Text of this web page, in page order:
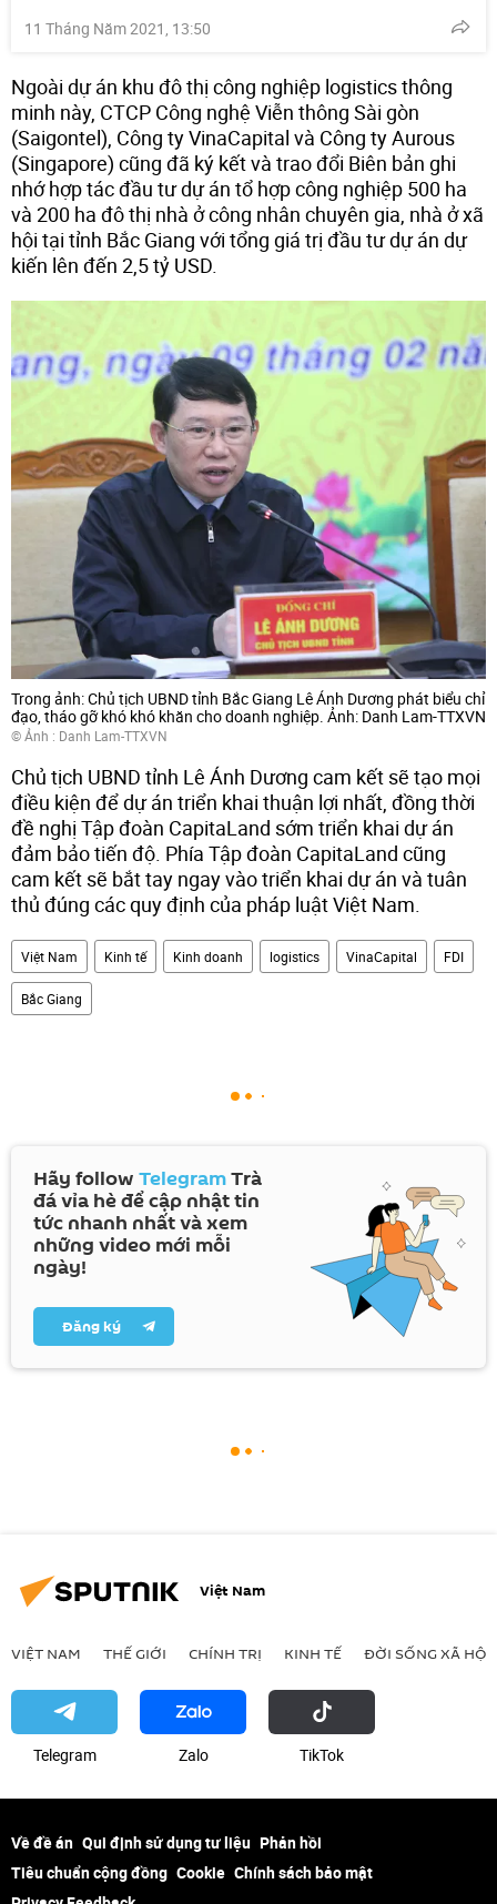
11 Tháng Năm 2021, 13:50
Ngoài dự án khu đô thị công nghiệp logistics thông
minh này, CTCP Công nghệ Viễn thông Sài gòn
(Saigontel), Công ty VinaCapital và Công ty Aurous
(Singapore) cũng đã ký kết và trao đổi Biên bản ghi
nhớ hợp tác đầu tư dự án tổ hợp công nghiệp 500 ha
và 200 ha đô thị nhà ở công nhân chuyên gia, nhà ở xã
hội tại tỉnh Bắc Giang với tổng giá trị đầu tư dự án dự
kiến lên đến 2,5 tỷ USD.
Trong ảnh: Chủ tịch UBND tỉnh Bắc Giang Lê Ánh Dương phát biểu chỉ
đạo, tháo gỡ khó khó khăn cho doanh nghiệp. Ảnh: Danh Lam-TTXVN
© Ảnh : Danh Lam-TTXVN
Chủ tịch UBND tỉnh Lê Ánh Dương cam kết sẽ tạo mọi
điều kiện để dự án triển khai thuận lợi nhất, đồng thời
đề nghị Tập đoàn CapitaLand sớm triển khai dự án
đảm bảo tiến độ. Phía Tập đoàn CapitaLand cũng
cam kết sẽ bắt tay ngay vào triển khai dự án và tuân
thủ đúng các quy định của pháp luật Việt Nam.
Việt Nam Kinh tế Kinh doanh logistics VinaCapital FDI
Bắc Giang
Hãy follow TelegramTrà
đá vỉa hè để cập nhật tin
tức nhanh nhất và xem
những video mới mỗi
ngày!
Đăng ký
Việt Nam
VIỆT NAM THẾ GIỚI CHÍNH TRỊ KINH TẾ ĐỜI SỐNG XÃ HỘI
Telegram Zalo ТikТоk
Về đề án Qui định sử dụng tư liệu Phản hồi
Tiêu chuẩn cộng đồng Cookie Chính sách bảo mật